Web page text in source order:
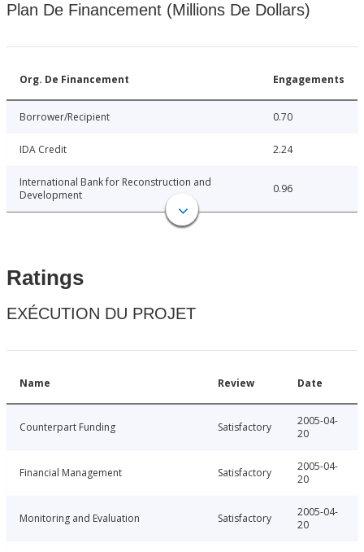
Plan De Financement (Millions De Dollars)
Org. De Financement Engagements
Borrower/Recipient 0.70
IDA Credit 2.24
International Bank for Reconstruction and
Development
0.96
Ratings
EXÉCUTION DU PROJET
Name Review Date
Counterpart Funding Satisfactory
2005-04-
20
Financial Management Satisfactory
2005-04-
20
Monitoring and Evaluation Satisfactory
2005-04-
20